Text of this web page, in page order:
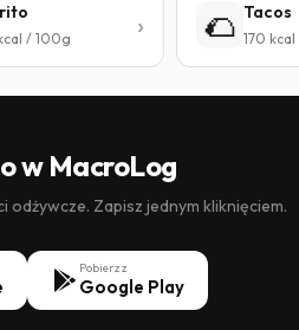
/ 100g 🌮 Tacos
170
w MacroLog
odżywcze. Zapisz jednym kliknięciem.
Pobierz z
Google Play